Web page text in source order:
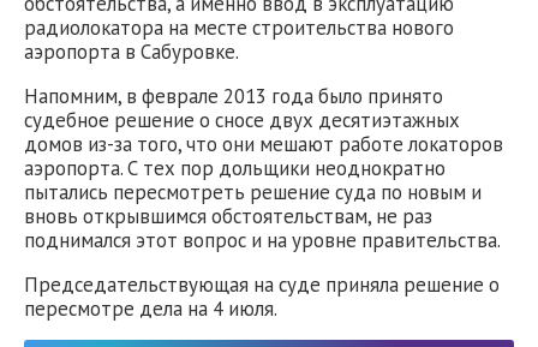
радиолокатора на месте строительства нового
аэропорта в Сабуровке.
Напомним, в феврале 2013 года было принято
судебное решение о сносе двух десятиэтажных
домов из-за того, что они мешают работе локаторов
аэропорта. С тех пор дольщики неоднократно
пытались пересмотреть решение суда по новым и
вновь открывшимся обстоятельствам, не раз
поднимался этот вопрос и на уровне правительства.
Председательствующая на суде приняла решение о
пересмотре дела на 4 июля.